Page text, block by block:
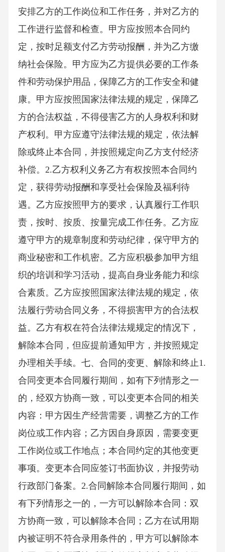
安排乙方的工作岗位和工作任务，并对乙方的
工作进行监督和检查。甲方应按照本合同约
定，按时足额支付乙方劳动报酬，并为乙方缴
纳社会保险。甲方应为乙方提供必要的工作条
件和劳动保护用品，保障乙方的工作安全和健
康。甲方应按照国家法律法规的规定，保障乙
方的合法权益，不得侵害乙方的人身权利和财
产权利。甲方应遵守法律法规的规定，依法解
除或终止本合同，并按照规定向乙方支付经济
补偿。2.乙方权利义务乙方有权按照本合同约
定，获得劳动报酬和享受社会保险及福利待
遇。乙方应按照甲方的要求，认真履行工作职
责，按时、按质、按量完成工作任务。乙方应
遵守甲方的规章制度和劳动纪律，保守甲方的
商业秘密和工作机密。乙方应积极参加甲方组
织的培训和学习活动，提高自身业务能力和综
合素质。乙方应按照国家法律法规的规定，依
法履行劳动合同义务，不得损害甲方的合法权
益。乙方有权在符合法律法规规定的情况下，
解除本合同，但应提前通知甲方，并按照规定
办理相关手续。七、合同的变更、解除和终止1.
合同变更本合同履行期间，如有下列情形之一
的，经双方协商一致，可以变更本合同的相关
内容：甲方因生产经营需要，调整乙方的工作
岗位或工作内容；乙方因自身原因，需要变更
工作岗位或工作地点；本合同约定的其他变更
事项。变更本合同应签订书面协议，并报劳动
行政部门备案。2.合同解除本合同履行期间，如
有下列情形之一的，一方可以解除本合同：双
方协商一致，可以解除本合同；乙方在试用期
内被证明不符合录用条件的，甲方可以解除本